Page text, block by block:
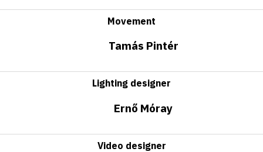
Movement
Tamás Pintér
Lighting designer
Ernő Móray
Video designer